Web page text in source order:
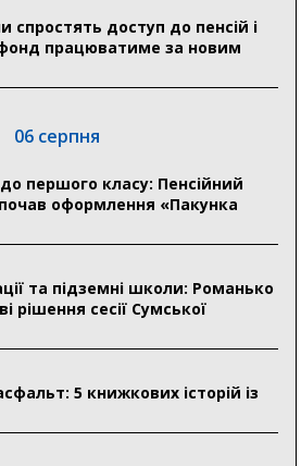
доступ до пенсій і
працюватиме за новим
06 серпня
першого класу: Пенсійний
оформлення «Пакунка
та підземні школи: Романько
рішення сесії Сумської
5 книжкових історій із